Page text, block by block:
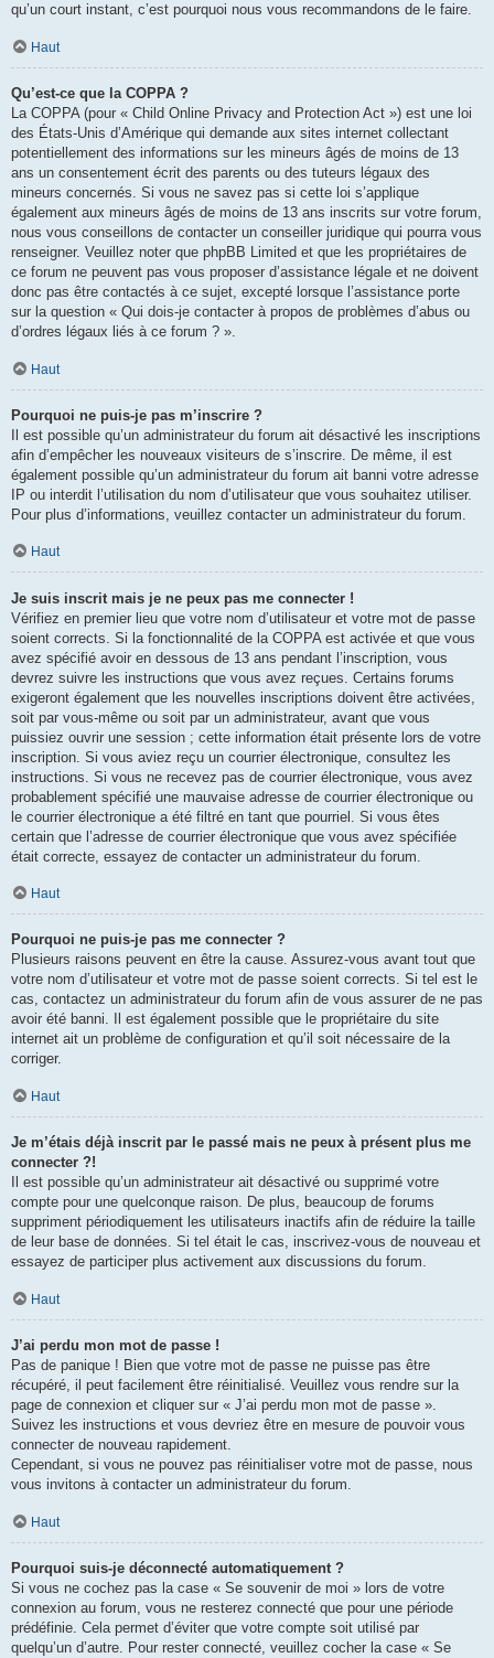
qu’un court instant, c’est pourquoi nous vous recommandons de le faire.
Haut
Qu’est-ce que la COPPA ?
La COPPA (pour « Child Online Privacy and Protection Act ») est une loi
des États-Unis d’Amérique qui demande aux sites internet collectant
potentiellement des informations sur les mineurs âgés de moins de 13
ans un consentement écrit des parents ou des tuteurs légaux des
mineurs concernés. Si vous ne savez pas si cette loi s’applique
également aux mineurs âgés de moins de 13 ans inscrits sur votre forum,
nous vous conseillons de contacter un conseiller juridique qui pourra vous
renseigner. Veuillez noter que phpBB Limited et que les propriétaires de
ce forum ne peuvent pas vous proposer d’assistance légale et ne doivent
donc pas être contactés à ce sujet, excepté lorsque l’assistance porte
sur la question « Qui dois-je contacter à propos de problèmes d’abus ou
d’ordres légaux liés à ce forum ? ».
Haut
Pourquoi ne puis-je pas m’inscrire ?
Il est possible qu’un administrateur du forum ait désactivé les inscriptions
afin d’empêcher les nouveaux visiteurs de s’inscrire. De même, il est
également possible qu’un administrateur du forum ait banni votre adresse
IP ou interdit l’utilisation du nom d’utilisateur que vous souhaitez utiliser.
Pour plus d’informations, veuillez contacter un administrateur du forum.
Haut
Je suis inscrit mais je ne peux pas me connecter !
Vérifiez en premier lieu que votre nom d’utilisateur et votre mot de passe
soient corrects. Si la fonctionnalité de la COPPA est activée et que vous
avez spécifié avoir en dessous de 13 ans pendant l’inscription, vous
devrez suivre les instructions que vous avez reçues. Certains forums
exigeront également que les nouvelles inscriptions doivent être activées,
soit par vous-même ou soit par un administrateur, avant que vous
puissiez ouvrir une session ; cette information était présente lors de votre
inscription. Si vous aviez reçu un courrier électronique, consultez les
instructions. Si vous ne recevez pas de courrier électronique, vous avez
probablement spécifié une mauvaise adresse de courrier électronique ou
le courrier électronique a été filtré en tant que pourriel. Si vous êtes
certain que l’adresse de courrier électronique que vous avez spécifiée
était correcte, essayez de contacter un administrateur du forum.
Haut
Pourquoi ne puis-je pas me connecter ?
Plusieurs raisons peuvent en être la cause. Assurez-vous avant tout que
votre nom d’utilisateur et votre mot de passe soient corrects. Si tel est le
cas, contactez un administrateur du forum afin de vous assurer de ne pas
avoir été banni. Il est également possible que le propriétaire du site
internet ait un problème de configuration et qu’il soit nécessaire de la
corriger.
Haut
Je m’étais déjà inscrit par le passé mais ne peux à présent plus me
connecter ?!
Il est possible qu’un administrateur ait désactivé ou supprimé votre
compte pour une quelconque raison. De plus, beaucoup de forums
suppriment périodiquement les utilisateurs inactifs afin de réduire la taille
de leur base de données. Si tel était le cas, inscrivez-vous de nouveau et
essayez de participer plus activement aux discussions du forum.
Haut
J’ai perdu mon mot de passe !
Pas de panique ! Bien que votre mot de passe ne puisse pas être
récupéré, il peut facilement être réinitialisé. Veuillez vous rendre sur la
page de connexion et cliquer sur « J’ai perdu mon mot de passe ».
Suivez les instructions et vous devriez être en mesure de pouvoir vous
connecter de nouveau rapidement.
Cependant, si vous ne pouvez pas réinitialiser votre mot de passe, nous
vous invitons à contacter un administrateur du forum.
Haut
Pourquoi suis-je déconnecté automatiquement ?
Si vous ne cochez pas la case « Se souvenir de moi » lors de votre
connexion au forum, vous ne resterez connecté que pour une période
prédéfinie. Cela permet d’éviter que votre compte soit utilisé par
quelqu’un d’autre. Pour rester connecté, veuillez cocher la case « Se